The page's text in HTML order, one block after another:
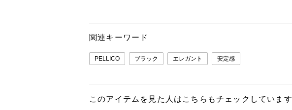
関連キーワード
PELLICO ブラック エレガント 安定感
このアイテムを見た人はこちらもチェックしています